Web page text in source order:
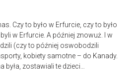
Czy to było w Erfurcie, czy to było
w Erfurcie. A później znowuż. I w
(czy to później oswobodzili
kobiety samotne – do Kanady.
była, zostawiali te dzieci…